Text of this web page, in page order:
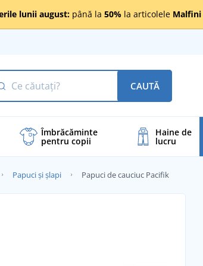
lunii august: până la 50% la articolele Malfini
CAUTĂ
Îmbrăcăminte
pentru copii
Haine de
lucru
Papuci și șlapi Papuci de cauciuc Pacifik